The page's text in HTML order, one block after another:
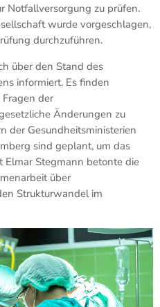
Notfallversorgung zu prüfen.
wurde vorgeschlagen,
durchzuführen.
über den Stand des
informiert. Es finden
der
Änderungen zu
der Gesundheitsministerien
sind geplant, um das
Elmar Stegmann betonte die
über
Strukturwandel im